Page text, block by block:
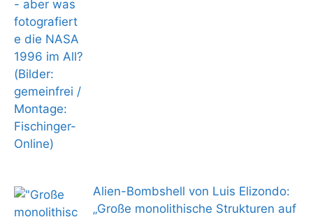
Alien-Bombshell von Luis Elizondo:
„Große monolithische Strukturen auf